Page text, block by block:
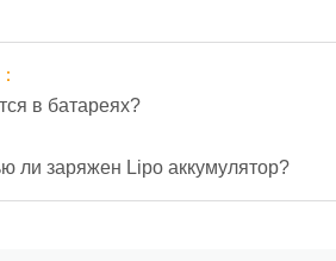
в батареях?
ли заряжен Lipo аккумулятор?